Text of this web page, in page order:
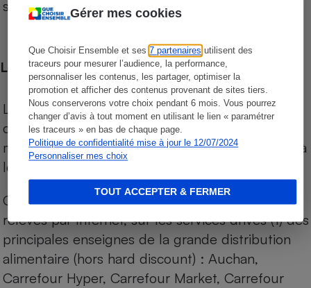
Gérer mes cookies
Que Choisir Ensemble et ses7 partenaires utilisent des
traceurs pour mesurer l’audience, la performance,
personnaliser les contenus, les partager, optimiser la
promotion et afficher des contenus provenant de sites tiers.
Nous conserverons votre choix pendant 6 mois. Vous pourrez
changer d’avis à tout moment en utilisant le lien « paramétrer
les traceurs » en bas de chaque page.
Politique de confidentialité mise à jour le 12/07/2024
Personnaliser mes choix
TOUT ACCEPTER & FERMER
sur le territoire français.
Les comparaisons de prix
Les comparaisons sont réalisées sur l’ensemble
des produits des magasins. Les produits de
marques de distributeurs (MDD) sont comparés à
leurs équivalents chez leurs concurrents.
Chaque jour, les prix de tous les produits sont
relevés par Internet, sur les services drives (1) des
principales enseignes de la grande distribution
alimentaire (hors hard discount) : Auchan,
Carrefour Hyper, Carrefour Market, Carrefour